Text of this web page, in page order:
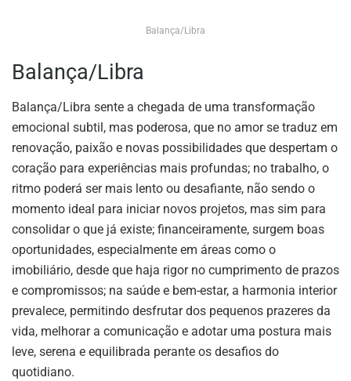
Balança/Libra
Balança/Libra
Balança/Libra sente a chegada de uma transformação
emocional subtil, mas poderosa, que no amor se traduz em
renovação, paixão e novas possibilidades que despertam o
coração para experiências mais profundas; no trabalho, o
ritmo poderá ser mais lento ou desafiante, não sendo o
momento ideal para iniciar novos projetos, mas sim para
consolidar o que já existe; financeiramente, surgem boas
oportunidades, especialmente em áreas como o
imobiliário, desde que haja rigor no cumprimento de prazos
e compromissos; na saúde e bem-estar, a harmonia interior
prevalece, permitindo desfrutar dos pequenos prazeres da
vida, melhorar a comunicação e adotar uma postura mais
leve, serena e equilibrada perante os desafios do
quotidiano.